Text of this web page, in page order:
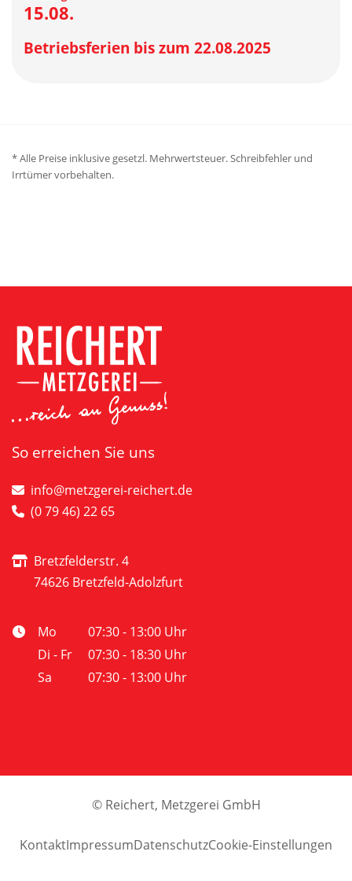
15.08.
Betriebsferien bis zum 22.08.2025
* Alle Preise inklusive gesetzl. Mehrwertsteuer. Schreibfehler und
Irrtümer vorbehalten.
So erreichen Sie uns
info@metzgerei-reichert.de
(0 79 46) 22 65
Bretzfelderstr. 4
74626 Bretzfeld-Adolzfurt
Mo
07:30 - 13:00 Uhr
Di - Fr
07:30 - 18:30 Uhr
Sa
07:30 - 13:00 Uhr
© Reichert, Metzgerei GmbH
KontaktImpressumDatenschutzCookie-Einstellungen